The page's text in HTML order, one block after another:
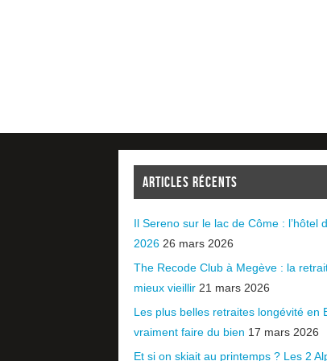
ARTICLES RÉCENTS
Il Sereno sur le lac de Côme : l’hôtel
2026 26 mars 2026
The Recode Club à Megève : la
mieux vieillir 21 mars 2026
Les plus belles retraites longévité en
vraiment faire du bien 17 mars 2026
Et si on skiait au printemps ? Les 2